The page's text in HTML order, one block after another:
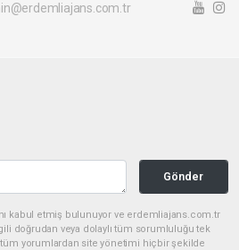
Gönder
kabul etmiş bulunuyor ve erdemliajans.com.tr
doğrudan veya dolaylı tüm sorumluluğu tek
tüm yorumlardan site yönetimi hiçbir şekilde